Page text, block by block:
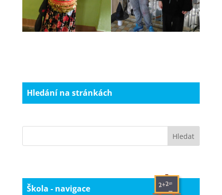
Hledání na stránkách
Škola - navigace